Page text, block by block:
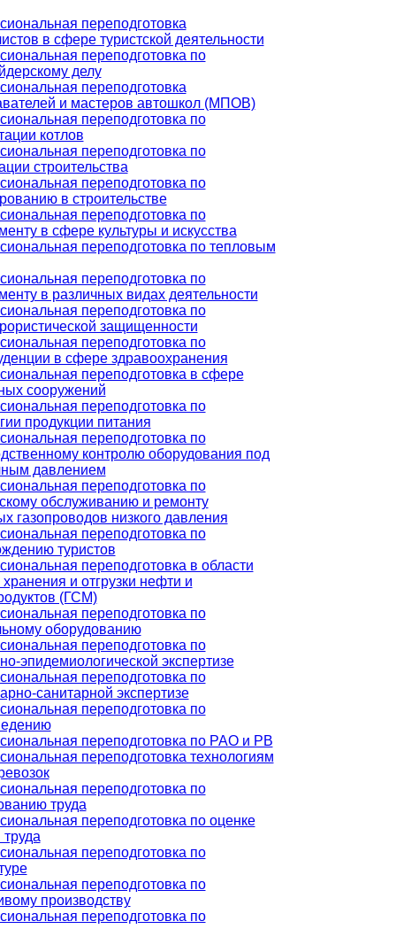
переподготовка
в сфере туристской деятельности
переподготовка по
делу
переподготовка
и мастеров автошкол (МПОВ)
переподготовка по
котлов
переподготовка по
строительства
переподготовка по
в строительстве
переподготовка по
в сфере культуры и искусства
переподготовка по тепловым
переподготовка по
в различных видах деятельности
переподготовка по
защищенности
переподготовка по
в сфере здравоохранения
переподготовка в сфере
сооружений
переподготовка по
продукции питания
переподготовка по
контролю оборудования под
давлением
переподготовка по
обслуживанию и ремонту
газопроводов низкого давления
переподготовка по
туристов
переподготовка в области
и отгрузки нефти и
(ГСМ)
переподготовка по
оборудованию
переподготовка по
эпидемиологической экспертизе
переподготовка по
санитарной экспертизе
переподготовка по
переподготовка по РАО и РВ
переподготовка технологиям
переподготовка по
труда
переподготовка по оценке
переподготовка по
переподготовка по
производству
переподготовка по